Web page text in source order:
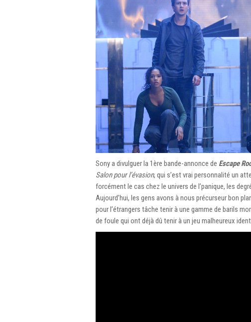
Sony a divulguer la 1ère bande-annonce de Escape
Salon pour l’évasion, qui s’est vrai personnalité un
forcément le cas chez le univers de l’panique, les
Aujourd’hui, les gens avons à nous précurseur bon
pour l’étrangers tâche tenir à une gamme de barils
de foule qui ont déjà dû tenir à un jeu malheureux